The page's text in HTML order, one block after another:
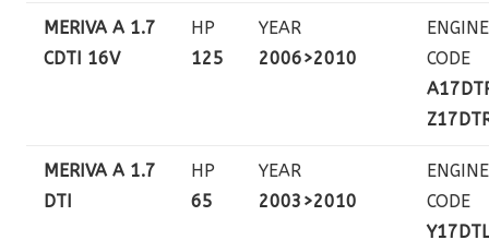
MERIVA A 1.7
CDTI 16V
HP
125
YEAR
2006>2010
ENGINE
CODE
MERIVA A 1.7
DTI
HP
65
YEAR
2003>2010
ENGINE
CODE
Y17DTL